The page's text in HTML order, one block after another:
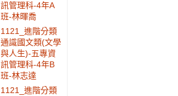
訊管理科-4年A
班-林暉喬
1121_進階分類
通識國文類(文學
與人生)-五專資
訊管理科-4年B
班-林志達
1121_進階分類